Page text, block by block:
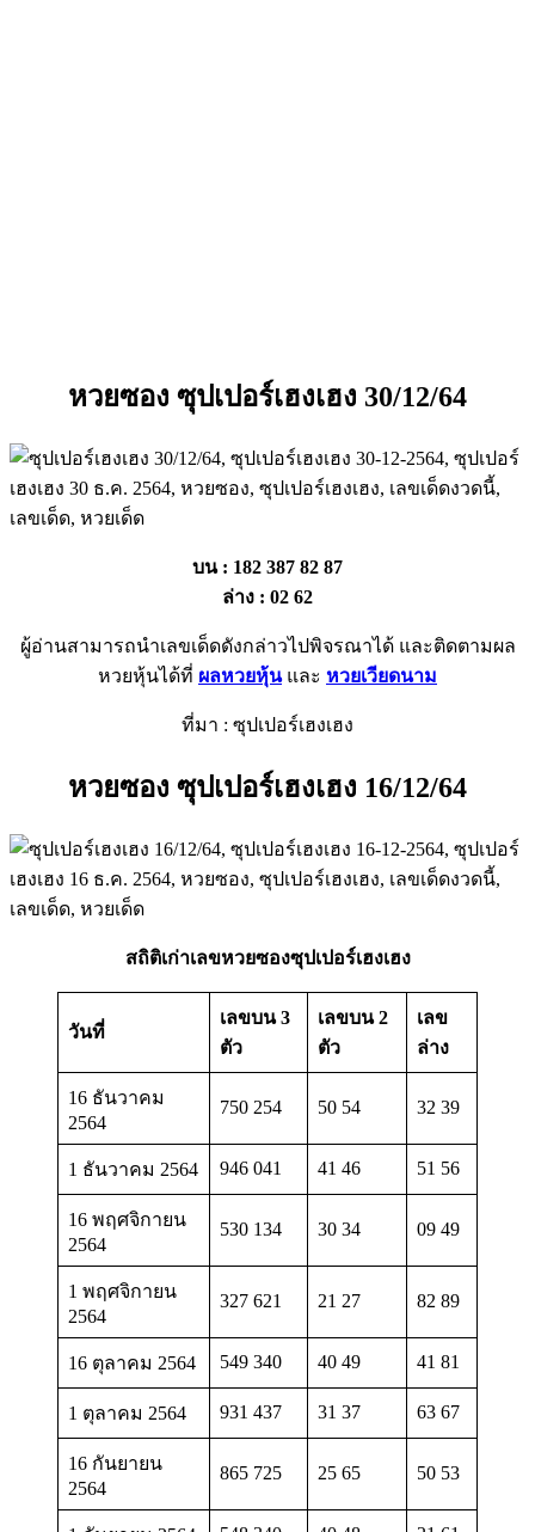
หวยซอง ซุปเปอร์เฮงเฮง 30/12/64
บน : 182 387 82 87
ล่าง : 02 62
ผู้อ่านสามารถนำเลขเด็ดดังกล่าวไปพิจรณาได้ และติดตามผล
หวยหุ้นได้ที่ ผลหวยหุ้นและ หวยเวียดนาม
ที่มา : ซุปเปอร์เฮงเฮง
หวยซอง ซุปเปอร์เฮงเฮง 16/12/64
สถิติเก่าเลขหวยซองซุปเปอร์เฮงเฮง
วันที่
เลขบน 3
ตัว
เลขบน 2
ตัว
เลข
ล่าง
16 ธันวาคม
2564
750 254 50 54 32 39
1 ธันวาคม 2564 946 041 41 46 51 56
16 พฤศจิกายน
2564
530 134 30 34 09 49
1 พฤศจิกายน
2564
327 621 21 27 82 89
16 ตุลาคม 2564 549 340 40 49 41 81
1 ตุลาคม 2564 931 437 31 37 63 67
16 กันยายน
2564
865 725 25 65 50 53